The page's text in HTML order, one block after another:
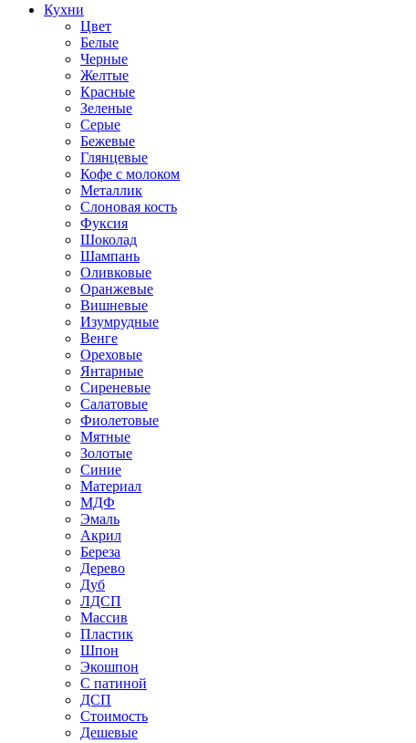
Кухни
Цвет
Белые
Черные
Желтые
Красные
Зеленые
Серые
Бежевые
Глянцевые
Кофе с молоком
Металлик
Слоновая кость
Фуксия
Шоколад
Шампань
Оливковые
Оранжевые
Вишневые
Изумрудные
Венге
Ореховые
Янтарные
Сиреневые
Салатовые
Фиолетовые
Мятные
Золотые
Синие
Материал
МДФ
Эмаль
Акрил
Береза
Дерево
Дуб
ЛДСП
Массив
Пластик
Шпон
Экошпон
С патиной
ДСП
Стоимость
Дешевые